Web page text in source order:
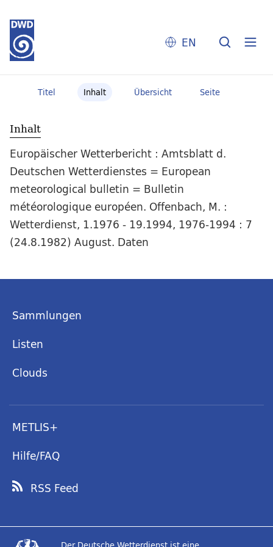
EN
Titel Inhalt Übersicht Seite
Inhalt
Europäischer Wetterbericht : Amtsblatt d.
Deutschen Wetterdienstes = European
meteorological bulletin = Bulletin
météorologique européen. Offenbach, M. :
Wetterdienst, 1.1976 - 19.1994, 1976-1994 : 7
(24.8.1982) August. Daten
Sammlungen
Listen
Clouds
METLIS+
Hilfe/FAQ
RSS Feed